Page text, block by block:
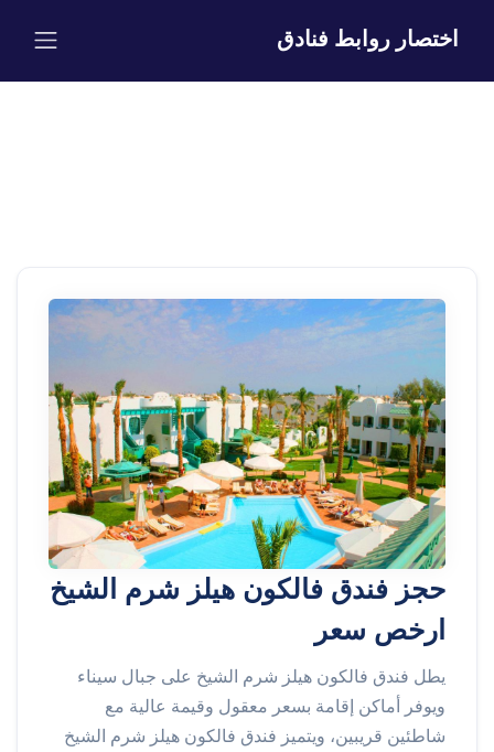
اختصار روابط فنادق
حجز فندق فالكون هيلز شرم الشيخ
ارخص سعر
يطل فندق فالكون هيلز شرم الشيخ على جبال سيناء
ويوفر أماكن إقامة بسعر معقول وقيمة عالية مع
شاطئين قريبين، ويتميز فندق فالكون هيلز شرم الشيخ